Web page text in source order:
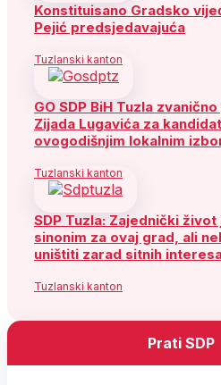
Konstituisano Gradsko
Pejić predsjedavajuća
Tuzlanski kanton
GO SDP BiH Tuzla
Zijada Lugavića za
ovogodišnjim lokalnim
Tuzlanski kanton
SDP Tuzla: Zajednički
sinonim za ovaj grad, ali
uništiti zarad sitnih
Tuzlanski kanton
Prati SDP